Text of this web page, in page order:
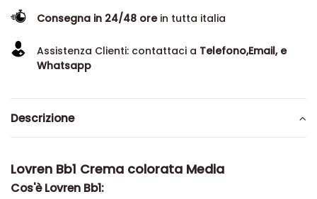
Consegna in 24/48 orein tutta italia
Assistenza Clienti: contattaci a Telefono,Email, e
Whatsapp
Descrizione
Lovren Bb1 Crema colorata Media
Cos'è Lovren Bb1: